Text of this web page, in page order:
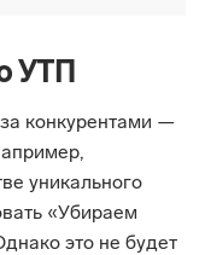
УТП
конкурентами —
уникального
«Убираем
это не будет